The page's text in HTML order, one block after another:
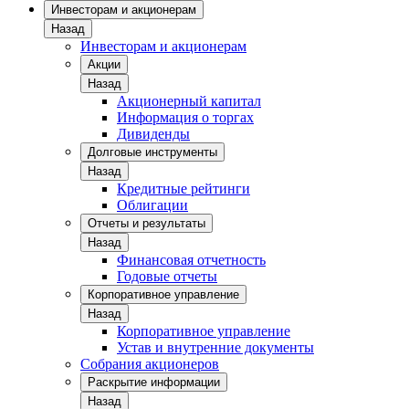
Инвесторам и акционерам
Назад
Инвесторам и акционерам
Акции
Назад
Акционерный капитал
Информация о торгах
Дивиденды
Долговые инструменты
Назад
Кредитные рейтинги
Облигации
Отчеты и результаты
Назад
Финансовая отчетность
Годовые отчеты
Корпоративное управление
Назад
Корпоративное управление
Устав и внутренние документы
Собрания акционеров
Раскрытие информации
Назад